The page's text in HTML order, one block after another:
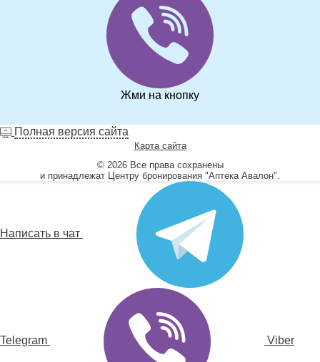
Жми на кнопку
Полная версия сайта
Карта сайта
© 2026 Все права сохранены
и принадлежат Центру бронирования "Аптека Авалон".
Написать в чат
Telegram Viber